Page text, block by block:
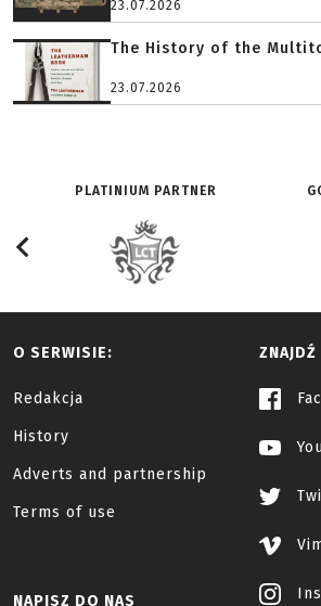
23.07.2026
The History of the
23.07.2026
PLATINIUM PARTNER
O SERWISIE:
Redakcja
History
Adverts and partnership
Terms of use
NAPISZ DO NAS